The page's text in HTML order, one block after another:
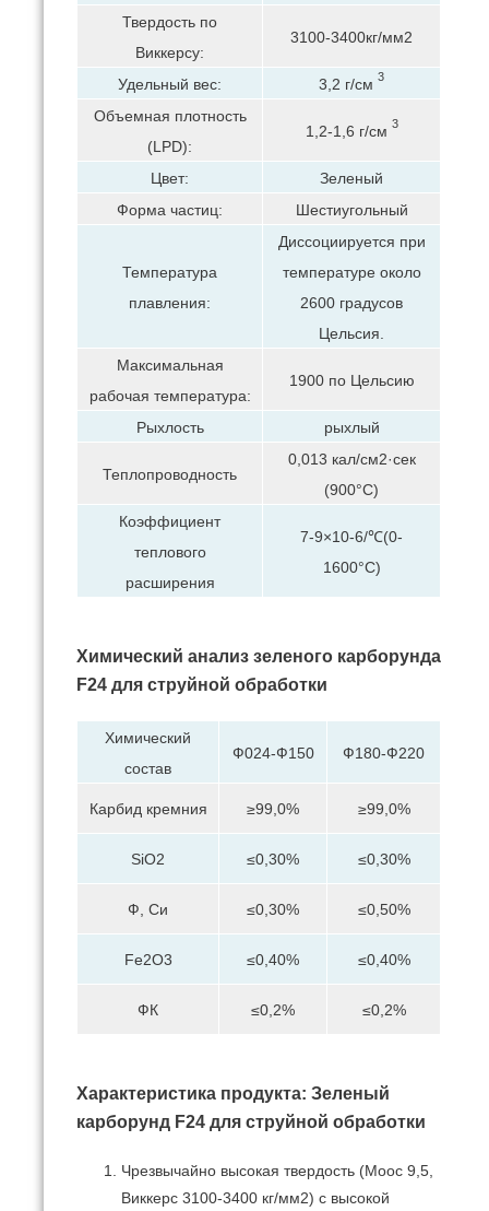
Твердость по
Виккерсу:
3100-3400кг/мм2
Удельный вес: 3,2 г/см 3
Объемная плотность
(LPD):
1,2-1,6 г/см 3
Цвет:
Зеленый
Форма частиц:
Шестиугольный
Температура
плавления:
Диссоциируется при
температуре около
2600 градусов
Цельсия.
Максимальная
рабочая температура:
1900 по Цельсию
Рыхлость рыхлый
Теплопроводность
0,013 кал/см2·сек
(900°C)
Коэффициент
теплового
расширения
7-9×10-6/℃(0-
1600°C)
Химический анализ зеленого карборунда
F24 для струйной обработки
Химический
состав
Ф024-Ф150 Ф180-Ф220
Карбид кремния ≥99,0% ≥99,0%
SiO2 ≤0,30% ≤0,30%
Ф, Си ≤0,30% ≤0,50%
Fe2O3 ≤0,40% ≤0,40%
ФК ≤0,2% ≤0,2%
Характеристика продукта: Зеленый
карборунд F24 для струйной обработки
Чрезвычайно высокая твердость (Моос 9,5,
Виккерс 3100-3400 кг/мм2) с высокой